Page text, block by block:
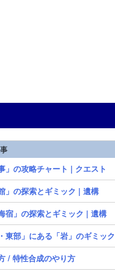
」の攻略チャート | クエスト
」の探索とギミック | 遺構
宿」の探索とギミック | 遺構
東部」にある「岩」のギミック
/ 特性合成のやり方